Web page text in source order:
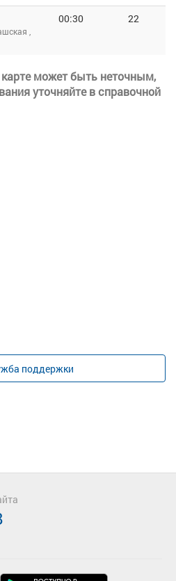
,
00:30 22
может быть неточным,
уточняйте в справочной
поддержки